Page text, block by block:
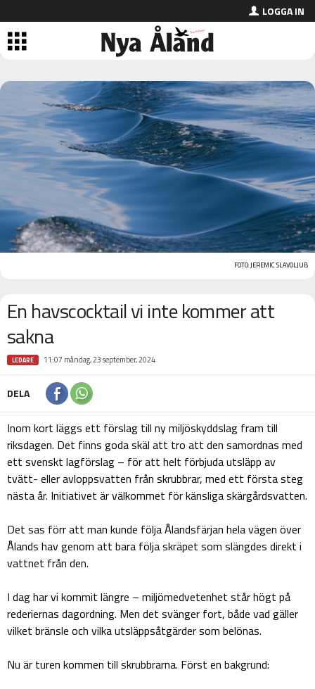
LOGGA IN
FOTO: JEREMIC SLAVOLJUB
En havscocktail vi inte kommer att
sakna
LEDARE 11:07 måndag, 23 september, 2024
DELA
Inom kort läggs ett förslag till ny miljöskyddslag fram till
riksdagen. Det finns goda skäl att tro att den samordnas med
ett svenskt lagförslag – för att helt förbjuda utsläpp av
tvätt- eller avloppsvatten från skrubbrar, med ett första steg
nästa år. Initiativet är välkommet för känsliga skärgårdsvatten.
Det sas förr att man kunde följa Ålandsfärjan hela vägen över
Ålands hav genom att bara följa skräpet som slängdes direkt i
vattnet från den.
I dag har vi kommit längre – miljömedvetenhet står högt på
rederiernas dagordning. Men det svänger fort, både vad gäller
vilket bränsle och vilka utsläppsåtgärder som belönas.
Nu är turen kommen till skrubbrarna. Först en bakgrund: